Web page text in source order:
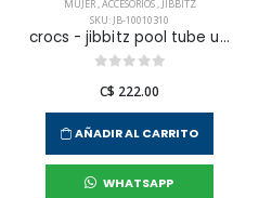
MUJER,ACCESORIOS, JIBBITZ
SKU: JB-10010310
crocs - jibbitz pool tube unisex
C$ 222.00
AÑADIR AL CARRITO
WHATSAPP